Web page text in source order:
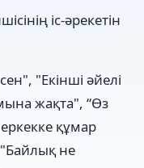
іс-әрекетін
"Екінші әйелі
жақта", “Өз
құмар
"Байлық не